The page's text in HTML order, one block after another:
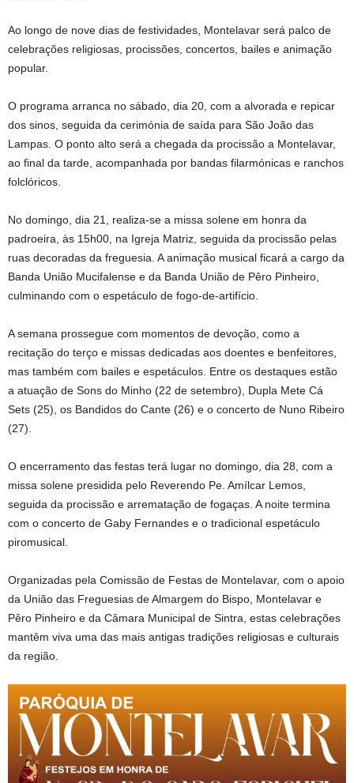
Ao longo de nove dias de festividades, Montelavar será palco de
celebrações religiosas, procissões, concertos, bailes e animação
popular.
O programa arranca no sábado, dia 20, com a alvorada e repicar
dos sinos, seguida da cerimónia de saída para São João das
Lampas. O ponto alto será a chegada da procissão a Montelavar,
ao final da tarde, acompanhada por bandas filarmónicas e ranchos
folclóricos.
No domingo, dia 21, realiza-se a missa solene em honra da
padroeira, às 15h00, na Igreja Matriz, seguida da procissão pelas
ruas decoradas da freguesia. A animação musical ficará a cargo da
Banda União Mucifalense e da Banda União de Pêro Pinheiro,
culminando com o espetáculo de fogo-de-artifício.
A semana prossegue com momentos de devoção, como a
recitação do terço e missas dedicadas aos doentes e benfeitores,
mas também com bailes e espetáculos. Entre os destaques estão
a atuação de Sons do Minho (22 de setembro), Dupla Mete Cá
Sets (25), os Bandidos do Cante (26) e o concerto de Nuno Ribeiro
(27).
O encerramento das festas terá lugar no domingo, dia 28, com a
missa solene presidida pelo Reverendo Pe. Amílcar Lemos,
seguida da procissão e arrematação de fogaças. A noite termina
com o concerto de Gaby Fernandes e o tradicional espetáculo
piromusical.
Organizadas pela Comissão de Festas de Montelavar, com o apoio
da União das Freguesias de Almargem do Bispo, Montelavar e
Pêro Pinheiro e da Câmara Municipal de Sintra, estas celebrações
mantêm viva uma das mais antigas tradições religiosas e culturais
da região.